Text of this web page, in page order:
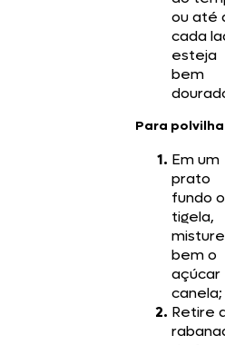
ou até
cada
esteja
bem
Para
Em um
prato
fundo
tigela,
misture
bem o
açúcar
canela;
Retire